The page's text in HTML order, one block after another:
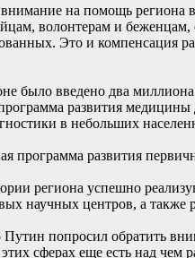
на помощь
волонтерам и
Это и компенсация
было введено два
программа развития
в небольших
программа развития
региона успешно
научных центров, а также
попросил обратить
сферах еще есть над чем